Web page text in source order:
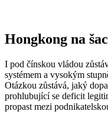
Hongkong na
I pod čínskou vládou
systémem a vysokým
Otázkou zůstává, jaký
prohlubující se deficit
propast mezi